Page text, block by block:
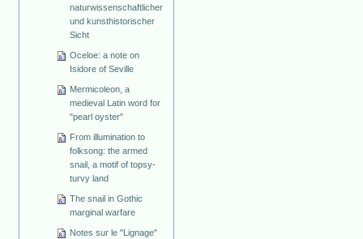
naturwissenschaftlicher
und kunsthistorischer
Sicht
Oceloe: a note on
Isidore of Seville
Mermicoleon, a
medieval Latin word for
"pearl oyster"
From illumination to
folksong: the armed
snail, a motif of topsy-
turvy land
The snail in Gothic
marginal warfare
Notes sur le "Lignage"